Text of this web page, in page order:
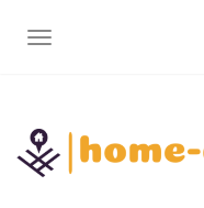
TOGGLE NAVIGATION